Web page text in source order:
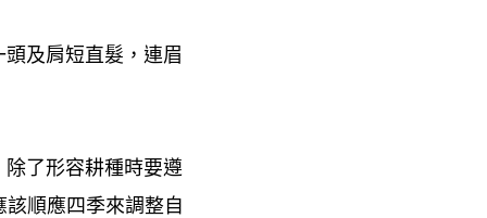
及肩短直髮 ， 連眉
除了形容耕種時要遵
該順應四季來調整自